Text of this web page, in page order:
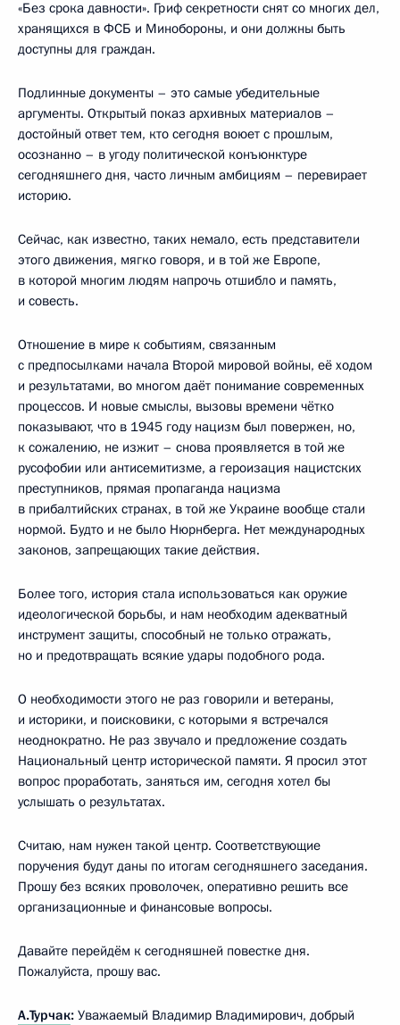
«Без срока давности». Гриф секретности снят со многих дел,
хранящихся в ФСБ и Минобороны, и они должны быть
доступны для граждан.
Подлинные документы – это самые убедительные
аргументы. Открытый показ архивных материалов –
достойный ответ тем, кто сегодня воюет с прошлым,
осознанно – в угоду политической конъюнктуре
сегодняшнего дня, часто личным амбициям – перевирает
историю.
Сейчас, как известно, таких немало, есть представители
этого движения, мягко говоря, и в той же Европе,
в которой многим людям напрочь отшибло и память,
и совесть.
Отношение в мире к событиям, связанным
с предпосылками начала Второй мировой войны, её ходом
и результатами, во многом даёт понимание современных
процессов. И новые смыслы, вызовы времени чётко
показывают, что в 1945 году нацизм был повержен, но,
к сожалению, не изжит – снова проявляется в той же
русофобии или антисемитизме, а героизация нацистских
преступников, прямая пропаганда нацизма
в прибалтийских странах, в той же Украине вообще стали
нормой. Будто и не было Нюрнберга. Нет международных
законов, запрещающих такие действия.
Более того, история стала использоваться как оружие
идеологической борьбы, и нам необходим адекватный
инструмент защиты, способный не только отражать,
но и предотвращать всякие удары подобного рода.
О необходимости этого не раз говорили и ветераны,
и историки, и поисковики, с которыми я встречался
неоднократно. Не раз звучало и предложение создать
Национальный центр исторической памяти. Я просил этот
вопрос проработать, заняться им, сегодня хотел бы
услышать о результатах.
Считаю, нам нужен такой центр. Соответствующие
поручения будут даны по итогам сегодняшнего заседания.
Прошу без всяких проволочек, оперативно решить все
организационные и финансовые вопросы.
Давайте перейдём к сегодняшней повестке дня.
Пожалуйста, прошу вас.
А.Турчак: Уважаемый Владимир Владимирович, добрый